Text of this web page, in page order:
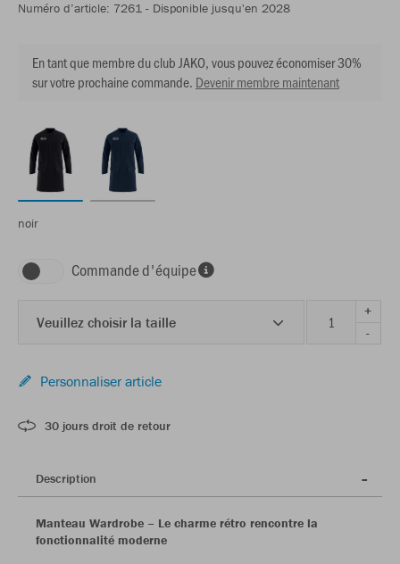
Numéro d’article: 7261 - Disponible jusqu'en 2028
En tant que membre du club JAKO, vous pouvez économiser 30%
sur votre prochaine commande. Devenir membre maintenant
noir
Commande d'équipe
Veuillez choisir la taille
+
-
Personnaliser article
30 jours droit de retour
Description
Manteau Wardrobe – Le charme rétro rencontre la
fonctionnalité moderne